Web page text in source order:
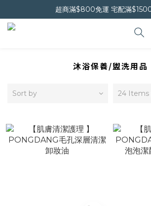
晚安會員新上線｜新會員現
超商滿$800免運 宅配滿
晚安會員新上線｜新會員現折
沐浴保養/盥洗用品
Sort by 24 Items